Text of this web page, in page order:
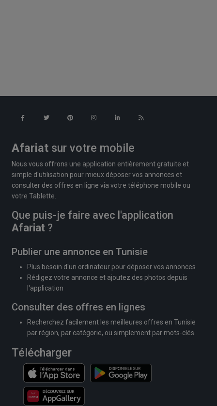
Afariat sur votre mobile
Nous vous offrons une application entièrement gratuite et
simple d'utilisation pour mieux déposer vos annonces et
consulter des offres en ligne via votre téléphone mobile ou
votre Tablette.
Que puis-je faire avec l'application
Afariat ?
Publier une annonce en Tunisie
Plus besoin d'un ordinateur pour déposer vos annonces
Rédigez votre annonce et ajoutez des photos depuis
l'application
Consulter des offres en lignes
Recherchez facilement les meilleures offres en Tunisie
par région, par catégorie, ou simplement par mots-clés.
Télécharger